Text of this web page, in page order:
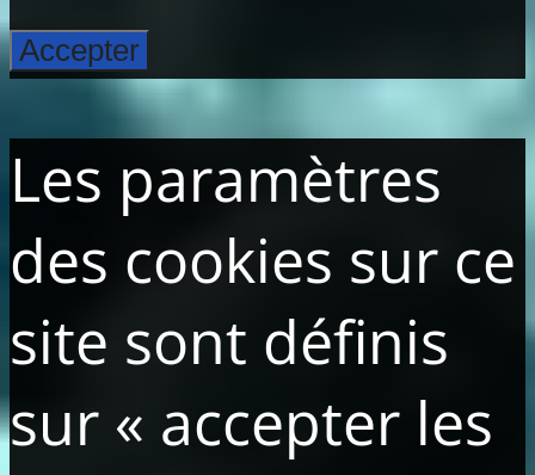
Accepter
Les paramètres
des cookies sur ce
site sont définis
sur « accepter les